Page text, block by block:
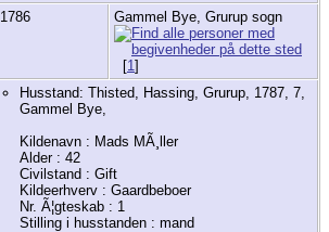
1786 Gammel Bye, Grurup sogn
[1]
Husstand: Thisted, Hassing, Grurup, 1787, 7,
Gammel Bye,
Kildenavn : Mads MÃ¸ller
Alder : 42
Civilstand : Gift
Kildeerhverv : Gaardbeboer
Nr. Ã¦gteskab : 1
Stilling i husstanden : mand